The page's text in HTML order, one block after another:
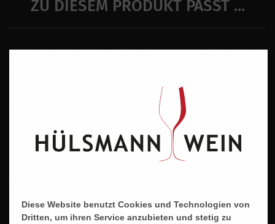
ZU DIESEM PRODUKT PASST ...
Diese Website benutzt Cookies und Technologien von
Dritten, um ihren Service anzubieten und stetig zu